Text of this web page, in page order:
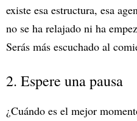
existe esa estructura, esa
no se ha relajado ni ha
Serás más escuchado al
2. Espere una pausa
¿Cuándo es el mejor